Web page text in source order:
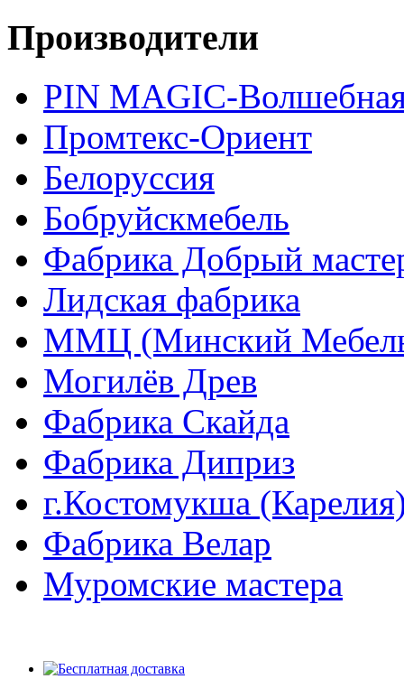
Производители
PIN MAGIС-
Промтекс-Ориент
Белоруссия
Бобруйскмебель
Фабрика Добрый
Лидская фабрика
ММЦ (Минский
Могилёв Древ
Фабрика Скайда
Фабрика Диприз
г.Костомукша
Фабрика Велар
Муромские мастера